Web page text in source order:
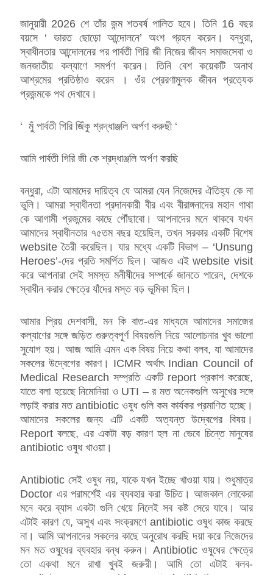
জানুয়ারী 2026 শে তাঁর জন্ম শতবর্ষ পালিত হবে। তিনি 16 বছর
বয়সে ‘ ভারত ছোড়ো আন্দোলনে’ অংশ গ্রহন করেন। বন্ধুরা,
স্বাধীনতার আন্দোলনের পর পার্বতী গিরি জী নিজের জীবন সমাজসেবা ও
জনজাতীয় কল্যাণে সমর্পণ করেন। তিনি বেশ কয়েকটি অনাথ
আশ্রমের প্রতিষ্ঠাও করেন । ওঁর প্রেরণামুলক জীবন প্রত্যেক
প্রজন্মকে পথ দেখাবে।
‘ মুঁ পার্বতী গিরি জিঁকু শ্রদ্ধাঞ্জলি অর্পণ করুছী ‘
আমি পার্বতী গিরি জী কে শ্রদ্ধাঞ্জলি অর্পণ করছি
বন্ধুরা, এটা আমাদের দায়িত্ব যে আমরা যেন নিজেদের ঐতিহ্য কে না
ভুলি। আমরা স্বাধীনতা প্রদানকারী বীর এবং বীরাঙ্গনাদের মহান গাথা
কে আগামী প্রজন্মের কাছে পৌঁছাবো। আপনাদের মনে থাকবে যখন
আমাদের স্বাধীনতার ৭৫তম বছর হয়েছিল, তখন সরকার একটি বিশেষ
website তৈরী করেছিল। যার মধ্যে একটি বিভাগ – ‘Unsung
Heroes’-দের প্রতি সমর্পিত ছিল। আজও এই website visit
করে আপনারা সেই সমস্ত মনীষীদের সম্পর্কে জানতে পারেন, দেশকে
স্বাধীন করার ক্ষেত্রে যাঁদের মস্ত বড় ভূমিকা ছিল।
আমার প্রিয় দেশবাসী, মন কি বাত-এর মাধ্যমে আমাদের সমাজের
কল্যাণের সঙ্গে জড়িত গুরুত্বপূর্ণ বিষয়গুলি নিয়ে আলোচনার খুব ভালো
সুযোগ হয়। আজ আমি এমন এক বিষয় নিয়ে কথা বলব, যা আমাদের
সকলের উদ্বেগের কারণ। ICMR অর্থাৎ Indian Council of
Medical Research সম্প্রতি একটি report প্রকাশ করেছে,
যাতে বলা হয়েছে নিমোনিয়া ও UTI – র মত অনেকগুলি অসুখের সঙ্গে
লড়াই করার মত antibiotic ওষুধ গুলি কম কার্যকর প্রমাণিত হচ্ছে।
আমাদের সকলের জন্য এটি একটি অত্যন্ত উদ্বেগের বিষয়।
Report বলছে, এর একটা বড় কারণ হল না ভেবে চিন্তে মানুষের
antibiotic ওষুধ খাওয়া।
Antibiotic সেই ওষুধ নয়, যাকে যখন ইচ্ছে খাওয়া যায়। শুধুমাত্র
Doctor এর পরামর্শেই এর ব্যবহার করা উচিত। আজকাল লোকেরা
মনে করে ব্যাস একটা গুলি খেয়ে নিলেই সব কষ্ট সেরে যাবে। আর
এটাই কারণ যে, অসুখ এবং সংক্রমণে antibiotic ওষুধ কাজ করছে
না। আমি আপনাদের সকলের কাছে অনুরোধ করছি দয়া করে নিজেদের
মন মত ওষুধের ব্যবহার বন্ধ করুন। Antibiotic ওষুধের ক্ষেত্রে
তো একথা মনে রাখা খুবই জরুরী। আমি তো এটাই বলব-